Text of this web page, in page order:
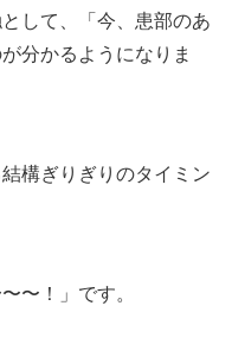
して、「今、患部のあ
分かるようになりま
構ぎりぎりのタイミン
〜！」です。